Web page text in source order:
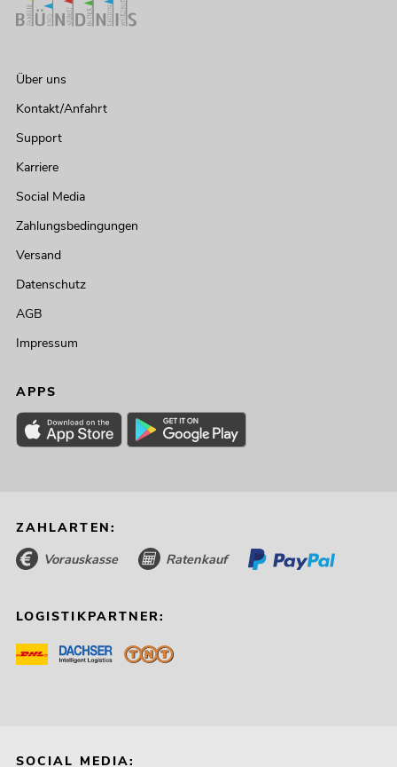
Über uns
Kontakt/Anfahrt
Support
Karriere
Social Media
Zahlungsbedingungen
Versand
Datenschutz
AGB
Impressum
APPS
ZAHLARTEN:
Vorauskasse Ratenkauf
LOGISTIKPARTNER:
SOCIAL MEDIA: